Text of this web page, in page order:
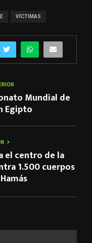
VÍCTIMAS
Mundial de
Egipto
el centro de la
1.500 cuerpos